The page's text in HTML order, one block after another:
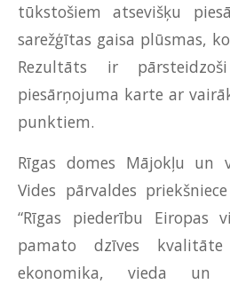
tūkstošiem atsevišķu
sarežģītas gaisa plūsmas,
Rezultāts ir
piesārņojuma karte ar
punktiem.
Rīgas domes Mājokļu un
Vides pārvaldes
“Rīgas piederību Eiropas
pamato dzīves
ekonomika, vieda un